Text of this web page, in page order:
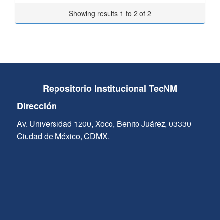
Showing results 1 to 2 of 2
Repositorio Institucional TecNM
Dirección
Av. Universidad 1200, Xoco, Benito Juárez, 03330
Ciudad de México, CDMX.